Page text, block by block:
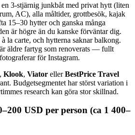
3-stjärnig junkbåt med privat hytt (liten
AC), alla måltider, grottbesök, kajak
15–30 hytter och ganska många
är högre än du kanske förväntar dig.
la carte, och hytterna saknar balkong.
äldre fartyg som renoverats — fullt
för Instagram.
, Klook, Viator ellerBestPrice Travel
Budgetsegmentet har störst variation i
research kan göra stor skillnad.
USD per person (ca 1 400–